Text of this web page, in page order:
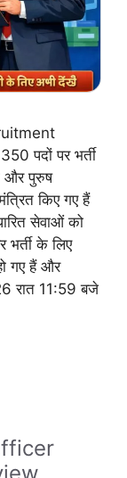
पदों पर भर्ती
और पुरुष
किए गए हैं
सेवाओं को
के लिए
गए हैं और
रात 11:59 बजे